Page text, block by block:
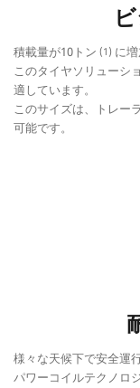
積載量が10トン (1) に
このタイヤソリューシ
適しています。
このサイズは、トレー
可能です。
様々な天候下で安全運
パワーコイルテクノロ